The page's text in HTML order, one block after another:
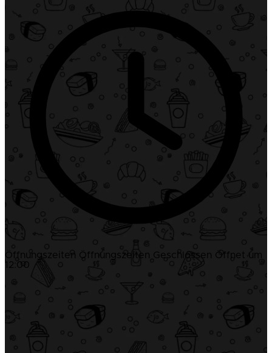
Öffnungszeiten Öffnungszeiten Geschlossen Öffnet um
12:00